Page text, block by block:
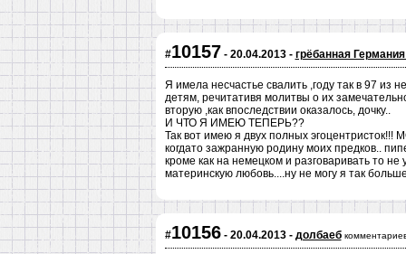
#10157 - 20.04.2013 - грёбанная
Я имела несчастье свалить ,году так в 97 из
детям, речитативя молитвы о их
вторую ,как впоследствии оказалось, дочку..
И ЧТО Я ИМЕЮ ТЕПЕРЬ??
Так вот имею я двух полных
когдато зажранную родину моих предков..
кроме как на немецком и разговаривать то
материнскую любовь....ну не могу я так
#10156- 20.04.2013 - долбаеб